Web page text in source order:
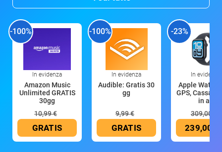
-100%
In evidenza
Amazon Music
Unlimited GRATIS
30gg
10,99 €
GRATIS
-100%
In evidenza
Audible: Gratis 30
gg
9,99 €
GRATIS
-23%
In evidenza
Apple Watch
GPS, Cassa
in all
309,00 €
239,00 €